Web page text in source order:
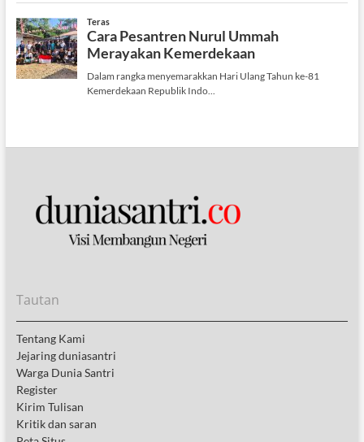
Tautan
Tentang Kami
Jejaring duniasantri
Warga Dunia Santri
Register
Kirim Tulisan
Kritik dan saran